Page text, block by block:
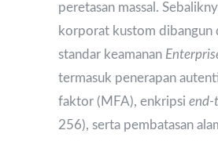
peretasan massal.
korporat kustom dibangun
standar keamanan
termasuk penerapan
faktor (MFA), enkripsi end-
256), serta pembatasan